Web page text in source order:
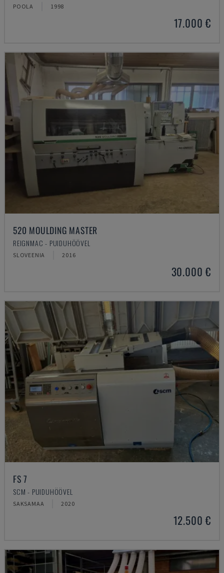
POOLA 1998
17.000 €
520 MOULDING MASTER
REIGNMAC - PUIDUHÖÖVEL
SLOVEENIA 2016
30.000 €
FS 7
SCM - PUIDUHÖÖVEL
SAKSAMAA 2020
12.500 €